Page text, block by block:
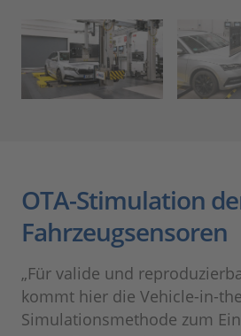
OTA-Stimulation
Fahrzeugsensoren
„Für valide und
kommt hier die Vehicle-in-
Simulationsmethode zum